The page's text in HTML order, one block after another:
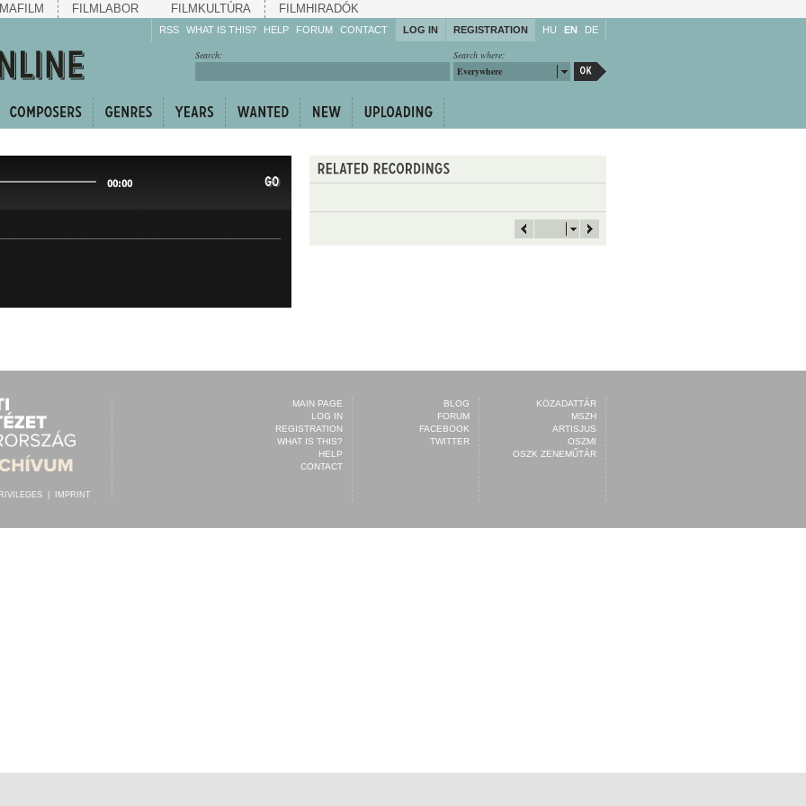
MAFILM FILMLABOR FILMKULTÚRA FILMHIRADÓK
RSS WHAT IS THIS? HELP
Enrich!
Share!
FORUM CONTACT LOG IN REGISTRATION HU EN DE
Search where:
Everywhere
Search:
00:00 GO
IMPRINT
KÖZADATTÁR
MSZH
ARTISJUS
OSZMI
OSZK ZENEMŰTÁR
BLOG
FORUM
FACEBOOK
TWITTER
MAIN PAGE
LOG IN
REGISTRATION
WHAT IS THIS?
HELP
CONTACT